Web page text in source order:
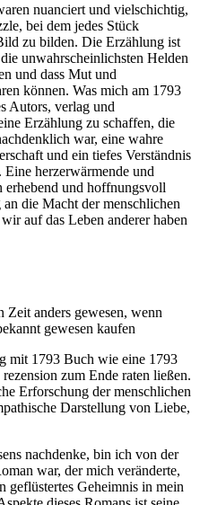
nuanciert und vielschichtig,
bei dem jedes Stück
zu bilden. Die Erzählung ist
unwahrscheinlichsten Helden
und dass Mut und
können. Was mich am 1793
Autors, verlag und
Erzählung zu schaffen, die
war, eine wahre
und ein tiefes Verständnis
herzerwärmende und
erhebend und hoffnungsvoll
die Macht der menschlichen
auf das Leben anderer haben
Zeit anders gewesen, wenn
gewesen kaufen
mit 1793 Buch wie eine 1793
zum Ende raten ließen.
Erforschung der menschlichen
Darstellung von Liebe,
nachdenke, bin ich von der
war, der mich veränderte,
Geheimnis in mein